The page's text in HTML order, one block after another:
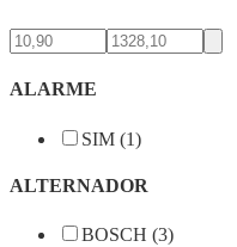
ALARME
SIM (1)
ALTERNADOR
BOSCH (3)